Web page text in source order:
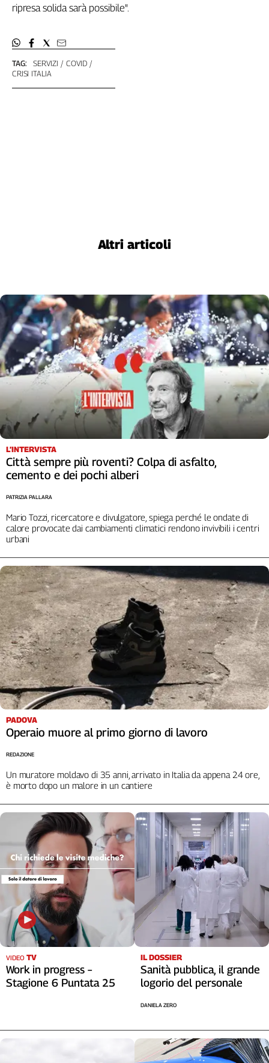
TAG: SERVIZI
COVID
CRISI ITALIA
ripresa solida sarà possibile".
Altri articoli
L’INTERVISTA
Città sempre più roventi? Colpa di asfalto,
cemento e dei pochi alberi
Mario Tozzi, ricercatore e divulgatore, spiega perché le ondate di
calore provocate dai cambiamenti climatici rendono invivibili i centri
urbani
PATRIZIA PALLARA
PADOVA
Operaio muore al primo giorno di lavoro
Un muratore moldavo di 35 anni, arrivato in Italia da appena 24 ore,
è morto dopo un malore in un cantiere
REDAZIONE
VIDEO TV
Work in progress –
Stagione 6 Puntata 25
IL DOSSIER
Sanità pubblica, il grande
logorio del personale
DANIELA ZERO